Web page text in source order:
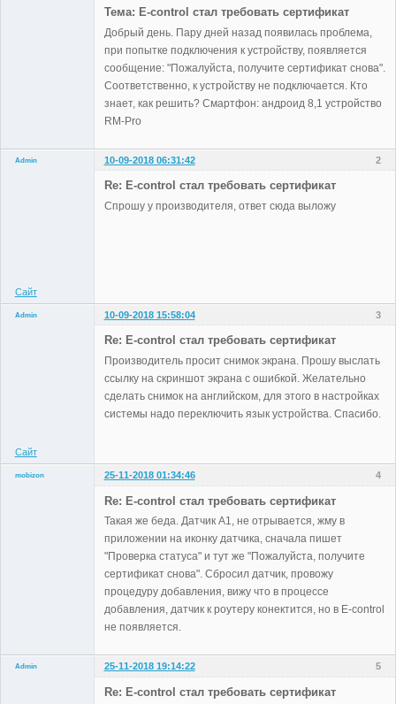
Тема: E-control стал требовать сертификат
Добрый день. Пару дней назад появилась проблема,
при попытке подключения к устройству, появляется
сообщение: "Пожалуйста, получите сертификат снова".
Соответственно, к устройству не подключается. Кто
знает, как решить? Смартфон: андроид 8,1 устройство
RM-Pro
2
Admin 10-09-2018 06:31:42
Re: E-control стал требовать сертификат
Спрошу у производителя, ответ сюда выложу
Сайт
3
Admin 10-09-2018 15:58:04
Re: E-control стал требовать сертификат
Производитель просит снимок экрана. Прошу выслать
ссылку на скриншот экрана с ошибкой. Желательно
сделать снимок на английском, для этого в настройках
системы надо переключить язык устройства. Спасибо.
Сайт
4
mobizon
25-11-2018 01:34:46
Re: E-control стал требовать сертификат
Такая же беда. Датчик A1, не отрывается, жму в
приложении на иконку датчика, сначала пишет
"Проверка статуса" и тут же "Пожалуйста, получите
сертификат снова". Сбросил датчик, провожу
процедуру добавления, вижу что в процессе
добавления, датчик к роутеру конектится, но в E-control
не появляется.
5
Admin 25-11-2018 19:14:22
Re: E-control стал требовать сертификат